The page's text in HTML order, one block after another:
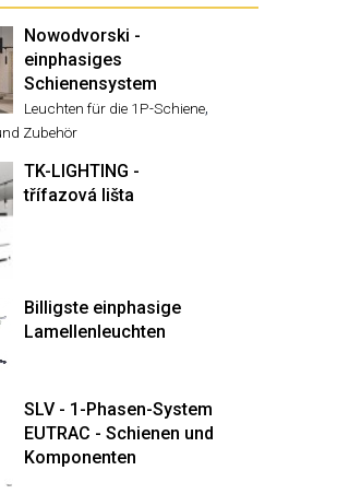
Nowodvorski -
einphasiges
Schienensystem
Leuchten für die 1P-Schiene,
Zubehör
TK-LIGHTING -
třífazová lišta
Billigste einphasige
Lamellenleuchten
SLV - 1-Phasen-System
EUTRAC - Schienen und
Komponenten